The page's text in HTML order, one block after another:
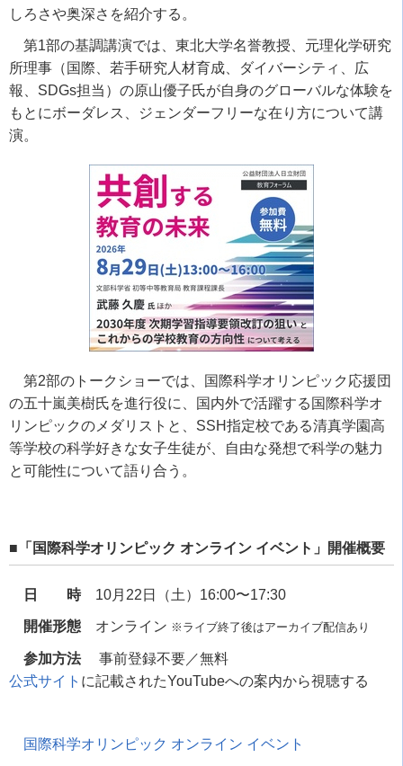
しろさや奥深さを紹介する。
第1部の基調講演では、東北大学名誉教授、元理化学研究
所理事（国際、若手研究人材育成、ダイバーシティ、広
報、SDGs担当）の原山優子氏が自身のグローバルな体験を
もとにボーダレス、ジェンダーフリーな在り方について講
演。
第2部のトークショーでは、国際科学オリンピック応援団
の五十嵐美樹氏を進行役に、国内外で活躍する国際科学オ
リンピックのメダリストと、SSH指定校である清真学園高
等学校の科学好きな女子生徒が、自由な発想で科学の魅力
と可能性について語り合う。
■「国際科学オリンピック オンライン イベント」開催概要
日 時10月22日（土）16:00〜17:30
開催形態 オンライン ※ライブ終了後はアーカイブ配信あり
参加方法事前登録不要／無料
公式サイト に記載されたYouTubeへの案内から視聴する
国際科学オリンピック オンライン イベント